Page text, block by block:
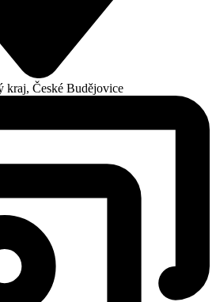
kraj, České Budějovice